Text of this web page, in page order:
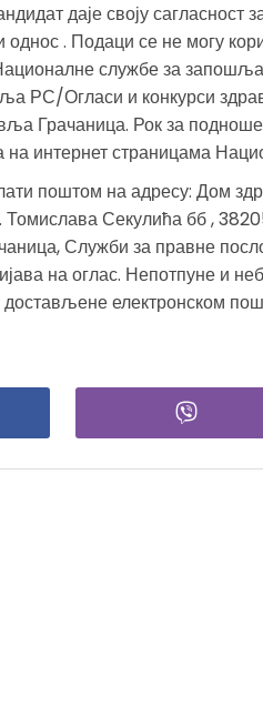
даје своју сагласност
. Подаци се не могу
службе за
РС/Огласи и конкурси
Грачаница. Рок за
на интернет страницама
поштом на адресу: Дом
Томислава Секулића бб ,
Служби за правне
на оглас. Непотпуне и
достављене електронском